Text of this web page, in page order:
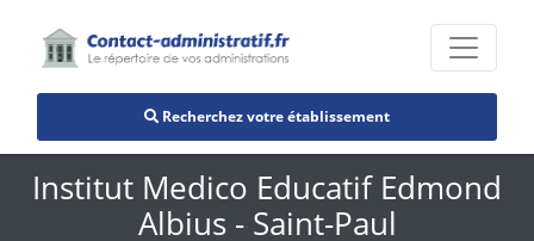
Recherchez votre établissement
Institut Medico Educatif Edmond
Albius - Saint-Paul